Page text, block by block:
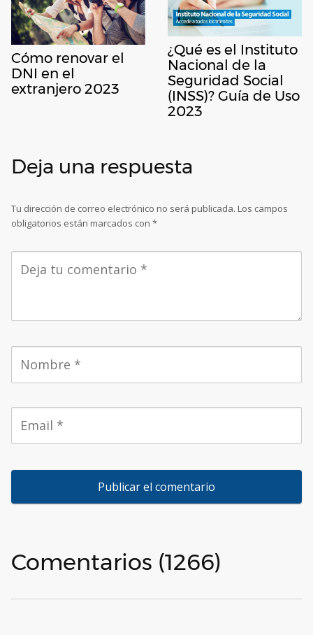
Cómo renovar el
DNI en el
extranjero 2023
¿Qué es el Instituto
Nacional de la
Seguridad Social
(INSS)? Guía de Uso
2023
Deja una respuesta
Tu dirección de correo electrónico no será publicada. Los campos
obligatorios están marcados con *
Comentarios (1266)